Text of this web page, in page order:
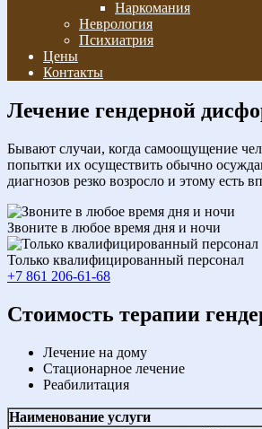
Наркомания
Неврология
Психиатрия
Цены
Контакты
Лечение гендерной
Бывают случаи, когда самоощущение
попытки их осуществить обычно
диагнозов резко возросло и этому
Звоните в любое время дня и ночи
Только квалифицированный персонал
+7 861 206-61-68
Cтоимость терапии
Лечение на дому
Стационарное лечение
Реабилитация
Наименование услуги